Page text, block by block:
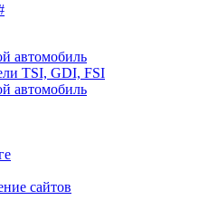
автомобиль
TSI, GDI, FSI
автомобиль
сайтов